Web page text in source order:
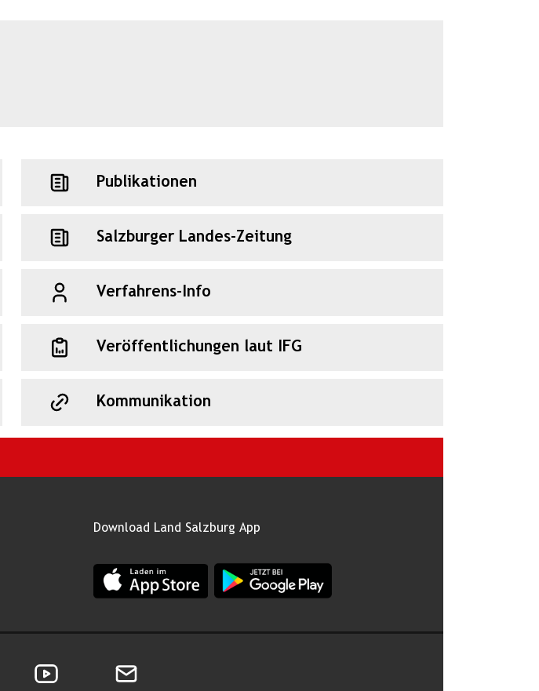
Publikationen
Salzburger Landes-Zeitung
Verfahrens-Info
Veröffentlichungen laut IFG
Kommunikation
Download Land Salzburg App
App Land Salzburg im Apple App StoreApp Land Salzburg im Google Play Store
Land Salzburg
Seite von Land Salzburg
Youtube Kanal von Land Salzburg
Newsletter Anmeldung von Salzburg